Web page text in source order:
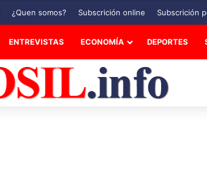
¿Quen somos? Subscrición online Subscrición
ENTREVISTAS ECONOMÍA DEPORTES